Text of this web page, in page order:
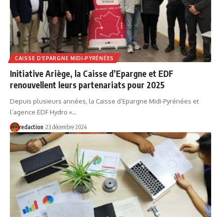
CAISSE D’EPARGNE MIDI‐PYRÉNÉES
Initiative Ariège, la Caisse d’Epargne et EDF
renouvellent leurs partenariats pour 2025
Depuis plusieurs années, la Caisse d’Epargne Midi-Pyrénées et
l’agence EDF Hydro «…
redaction 23 décembre 2024